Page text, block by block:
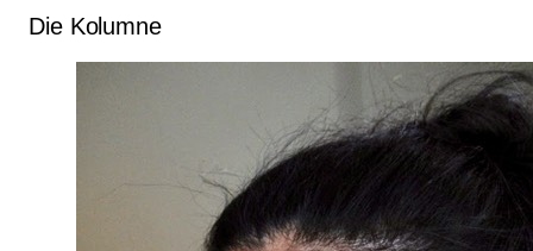
Die Kolumne